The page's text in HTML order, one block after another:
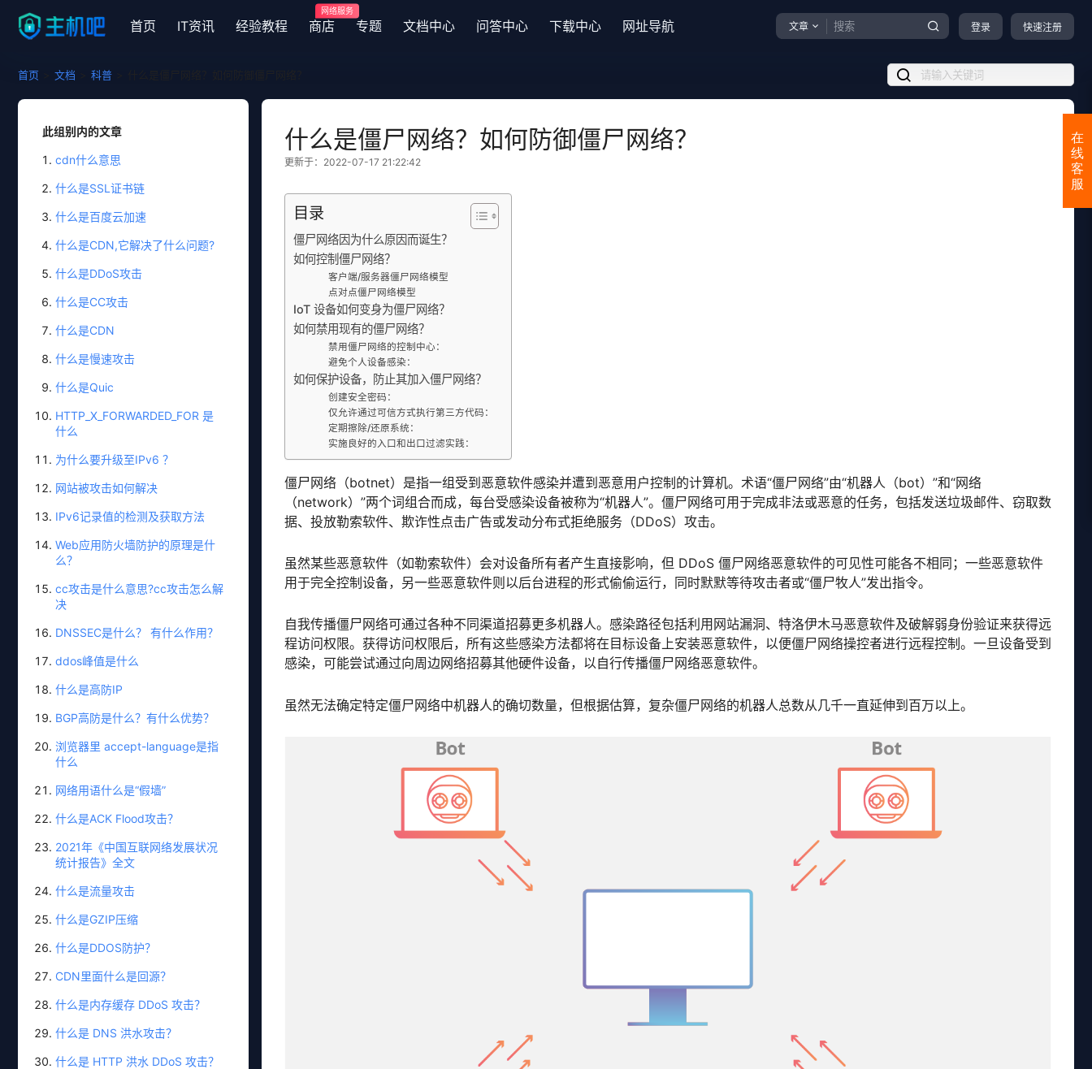
首页 IT资讯 经验教程 商店
网络服务
专题 文档中心 问答中心 下载中心 网址导航 文章 登录 快速注册
首页 文档 科普
此组别内的文章
cdn什么意思
什么是SSL证书链
什么是百度云加速
什么是CDN,它解决了什么问题?
什么是DDoS攻击
什么是CC攻击
什么是CDN
什么是慢速攻击
什么是Quic
HTTP_X_FORWARDED_FOR 是
什么
为什么要升级至IPv6 ？
网站被攻击如何解决
IPv6记录值的检测及获取方法
Web应用防火墙防护的原理是什
么？
cc攻击是什么意思?cc攻击怎么解
决
DNSSEC是什么？ 有什么作用？
ddos峰值是什么
什么是高防IP
BGP高防是什么？有什么优势？
浏览器里 accept-language是指
什么
网络用语什么是“假墙”
什么是ACK Flood攻击？
2021年《中国互联网络发展状况
统计报告》全文
什么是流量攻击
什么是GZIP压缩
什么是DDOS防护？
CDN里面什么是回源？
什么是内存缓存 DDoS 攻击？
什么是 DNS 洪水攻击？
什么是 HTTP 洪水 DDoS 攻击？
什么是僵尸网络？如何防御僵尸网络？
更新于：2022-07-17 21:22:42
目录
僵尸网络因为什么原因而诞生？
如何控制僵尸网络？
客户端/服务器僵尸网络模型
点对点僵尸网络模型
IoT 设备如何变身为僵尸网络？
如何禁用现有的僵尸网络？
禁用僵尸网络的控制中心：
避免个人设备感染：
如何保护设备，防止其加入僵尸网络？
创建安全密码：
仅允许通过可信方式执行第三方代码：
定期擦除/还原系统：
实施良好的入口和出口过滤实践：
僵尸网络（botnet）是指一组受到恶意软件感染并遭到恶意用户控制的计算机。术语“僵尸网络”由“机器人（bot）”和“网络
（network）”两个词组合而成，每台受感染设备被称为“机器人”。僵尸网络可用于完成非法或恶意的任务，包括发送垃圾邮件、窃取数
据、投放勒索软件、欺诈性点击广告或发动分布式拒绝服务（DDoS）攻击。
虽然某些恶意软件（如勒索软件）会对设备所有者产生直接影响，但 DDoS 僵尸网络恶意软件的可见性可能各不相同；一些恶意软件
用于完全控制设备，另一些恶意软件则以后台进程的形式偷偷运行，同时默默等待攻击者或“僵尸牧人”发出指令。
自我传播僵尸网络可通过各种不同渠道招募更多机器人。感染路径包括利用网站漏洞、特洛伊木马恶意软件及破解弱身份验证来获得远
程访问权限。获得访问权限后，所有这些感染方法都将在目标设备上安装恶意软件，以便僵尸网络操控者进行远程控制。一旦设备受到
感染，可能尝试通过向周边网络招募其他硬件设备，以自行传播僵尸网络恶意软件。
虽然无法确定特定僵尸网络中机器人的确切数量，但根据估算，复杂僵尸网络的机器人总数从几千一直延伸到百万以上。
在
线
客
服